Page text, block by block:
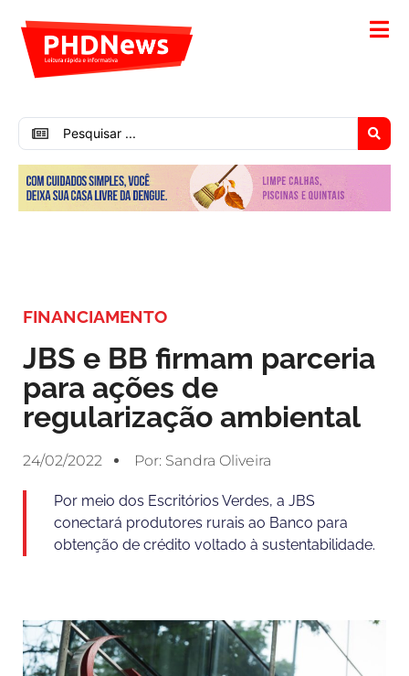
FINANCIAMENTO
JBS e BB firmam parceria
para ações de
regularização ambiental
24/02/2022 Por: Sandra Oliveira
Por meio dos Escritórios Verdes, a JBS
conectará produtores rurais ao Banco para
obtenção de crédito voltado à sustentabilidade.